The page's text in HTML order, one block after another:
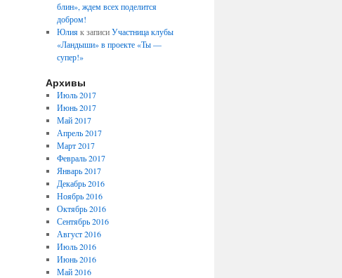
блин», ждем всех поделится
добром!
Юлияк записиУчастница клубы
«Ландыши» в проекте «Ты —
супер!»
Архивы
Июль 2017
Июнь 2017
Май 2017
Апрель 2017
Март 2017
Февраль 2017
Январь 2017
Декабрь 2016
Ноябрь 2016
Октябрь 2016
Сентябрь 2016
Август 2016
Июль 2016
Июнь 2016
Май 2016